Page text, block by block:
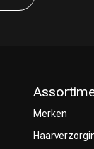
Merken